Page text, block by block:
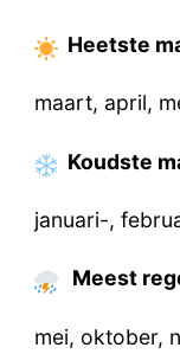
Heetste
maart, april,
Koudste
januari-,
Meest
mei, oktober,